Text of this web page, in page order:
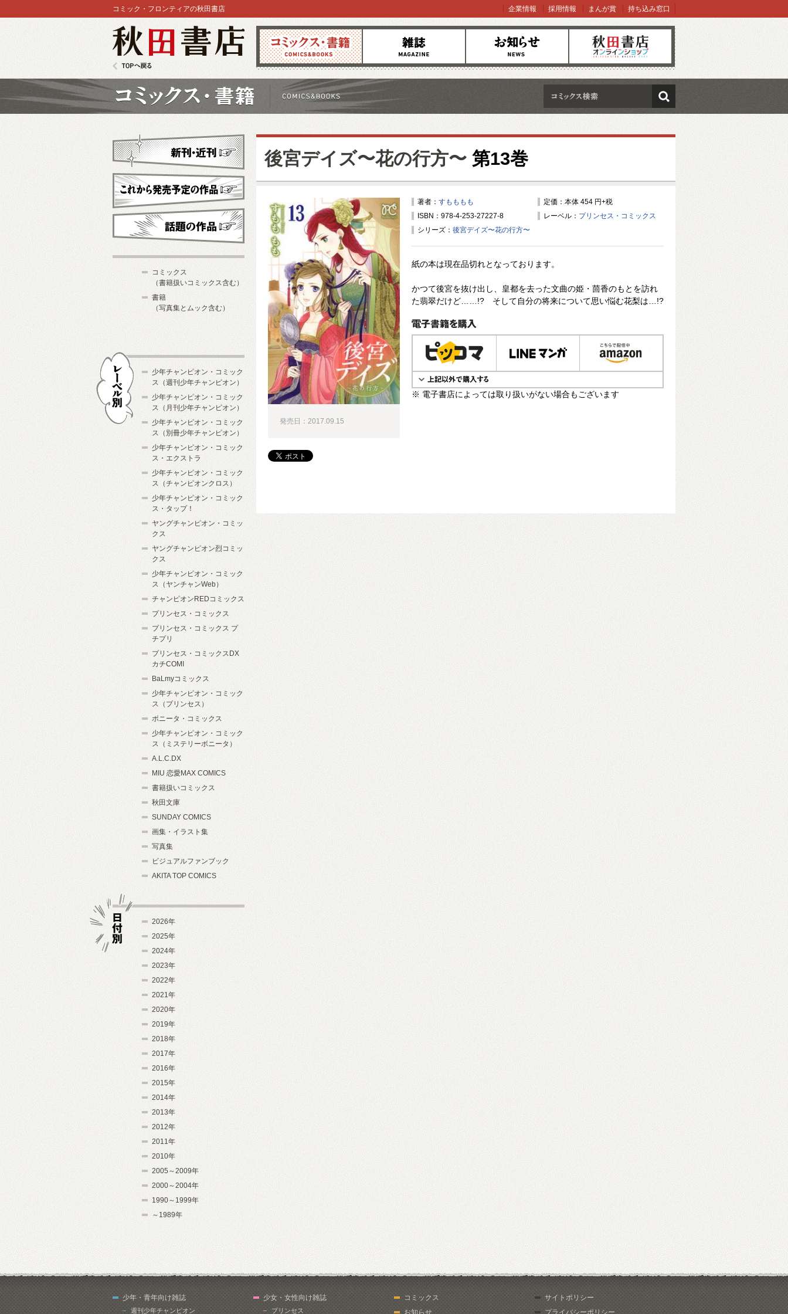
コミックス 雑誌 お知らせ オンラインショップ
コミック・フロンティアの秋田書店 企業情報 採用情報 まんが賞 持ち込み窓口
検索
後宮デイズ〜花の行方〜 第13巻
著者： すもももも
定価：本体 454 円+税
ISBN：978-4-253-27227-8
レーベル： プリンセス・コミックス
シリーズ： 後宮デイズ〜花の行方〜
紙の本は現在品切れとなっております。
かつて後宮を抜け出し、皇都を去った文曲の姫・茴香のもとを訪れ
た翡翠だけど……!? そして自分の将来について思い悩む花梨は…!?
電子書籍で購入
※ 電子書店によっては取り扱いがない場合もございます
発売日：2017.09.15
新刊・近刊
これから発売予定
コミックス
（書籍扱いコミックス含む）
書籍
（写真集とムック含む）
少年チャンピオン・コミック
ス（週刊少年チャンピオン）
少年チャンピオン・コミック
ス（月刊少年チャンピオン）
少年チャンピオン・コミック
ス（別冊少年チャンピオン）
少年チャンピオン・コミック
ス・エクストラ
少年チャンピオン・コミック
ス（チャンピオンクロス）
少年チャンピオン・コミック
ス・タップ！
ヤングチャンピオン・コミッ
クス
ヤングチャンピオン烈コミッ
クス
少年チャンピオン・コミック
ス（ヤンチャンWeb）
チャンピオンREDコミックス
プリンセス・コミックス
プリンセス・コミックス プ
チプリ
プリンセス・コミックスDX
カチCOMI
BaLmyコミックス
少年チャンピオン・コミック
ス（プリンセス）
ボニータ・コミックス
少年チャンピオン・コミック
ス（ミステリーボニータ）
A.L.C.DX
MIU 恋愛MAX COMICS
書籍扱いコミックス
秋田文庫
SUNDAY COMICS
画集・イラスト集
写真集
ビジュアルファンブック
AKITA TOP COMICS
2026年
2025年
2024年
2023年
2022年
2021年
2020年
2019年
2018年
2017年
2016年
2015年
2014年
2013年
2012年
2011年
2010年
2005～2009年
2000～2004年
1990～1999年
～1989年
少年・青年向け雑誌
週刊少年チャンピオン
少女・女性向け雑誌
プリンセス
コミックス
お知らせ
サイトポリシー
プライバシーポリシー